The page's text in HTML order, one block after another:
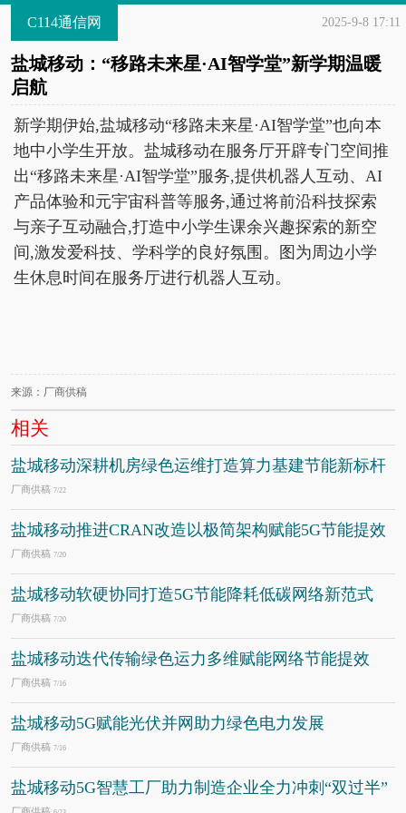
C114通信网 2025-9-8 17:11
盐城移动：“移路未来星·AI智学堂”新学期温暖
启航
新学期伊始,盐城移动“移路未来星·AI智学堂”也向本
地中小学生开放。盐城移动在服务厅开辟专门空间推
出“移路未来星·AI智学堂”服务,提供机器人互动、AI
产品体验和元宇宙科普等服务,通过将前沿科技探索
与亲子互动融合,打造中小学生课余兴趣探索的新空
间,激发爱科技、学科学的良好氛围。图为周边小学
生休息时间在服务厅进行机器人互动。
来源：厂商供稿
相关
盐城移动深耕机房绿色运维打造算力基建节能新标杆
厂商供稿 7/22
盐城移动推进CRAN改造以极简架构赋能5G节能提效
厂商供稿 7/20
盐城移动软硬协同打造5G节能降耗低碳网络新范式
厂商供稿 7/20
盐城移动迭代传输绿色运力多维赋能网络节能提效
厂商供稿 7/16
盐城移动5G赋能光伏并网助力绿色电力发展
厂商供稿 7/16
盐城移动5G智慧工厂助力制造企业全力冲刺“双过半”